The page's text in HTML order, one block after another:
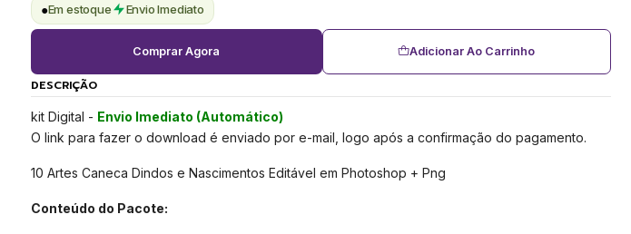
●Em estoque Envio Imediato
Adicionar Ao Carrinho
Comprar Agora
DESCRIÇÃO
kit Digital - Envio Imediato (Automático)
O link para fazer o download é enviado por e-mail, logo após a confirmação do pagamento.
10 Artes Caneca Dindos e Nascimentos Editável em Photoshop + Png
Conteúdo do Pacote: